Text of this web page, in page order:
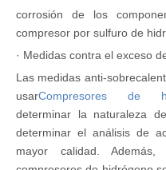
corrosión de los
compresor por sulfuro de
· Medidas contra el exceso
Las medidas anti-
usarCompresores de
determinar la naturaleza
determinar el análisis de
mayor calidad.